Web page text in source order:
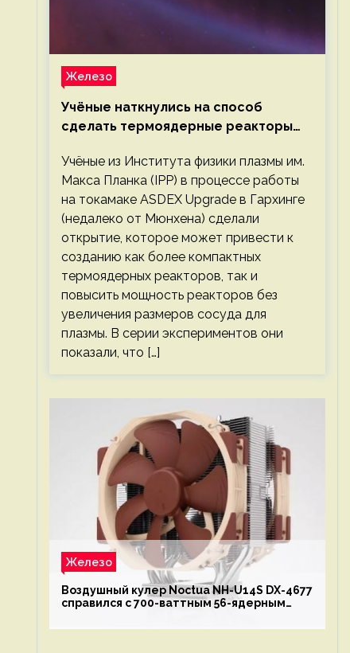
Железо
Учёные наткнулись на способ
сделать термоядерные реакторы
Учёные из Института физики плазмы им.
Макса Планка (IPP) в процессе работы
на токамаке ASDEX Upgrade в Гархинге
(недалеко от Мюнхена) сделали
открытие, которое может привести к
созданию как более компактных
термоядерных реакторов, так и
повысить мощность реакторов без
увеличения размеров сосуда для
плазмы. В серии экспериментов они
показали, что […]
Железо
Воздушный кулер Noctua NH-U14S DX-4677
справился с 700-ваттным 56-ядерным